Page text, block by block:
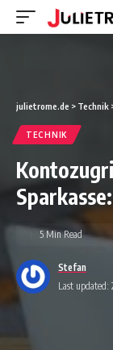
julietrome.de > Technik
TECHNIK
Last updated:
Stefan
5 Min Read